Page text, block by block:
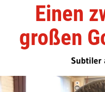
Einen
großen
Subtiler